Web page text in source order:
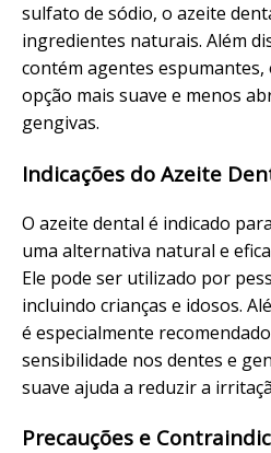
sulfato de sódio, o azeite
ingredientes naturais. Além
contém agentes
opção mais suave e menos
gengivas.
Indicações do Azeite
O azeite dental é indicado
uma alternativa natural e
Ele pode ser utilizado por
incluindo crianças e idosos.
é especialmente
sensibilidade nos dentes e
suave ajuda a reduzir a
Precauções e